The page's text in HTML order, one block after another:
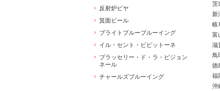
茨
新
岐
富
滋
鳥
徳
福
沖
反射炉ビヤ
箕面ビール
ブライトブルーブルーイング
イル・セント・ビビットーネ
ブラッセリー・ド・ラ・ピジョン
ネール
チャールズブルーイング